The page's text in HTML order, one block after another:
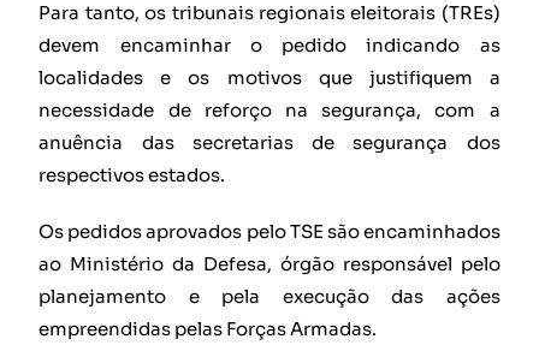
Para tanto, os tribunais regionais eleitorais (TREs)
devem encaminhar o pedido indicando as
localidades e os motivos que justifiquem a
necessidade de reforço na segurança, com a
anuência das secretarias de segurança dos
respectivos estados.
Os pedidos aprovados pelo TSE são encaminhados
ao Ministério da Defesa, órgão responsável pelo
planejamento e pela execução das ações
empreendidas pelas Forças Armadas.